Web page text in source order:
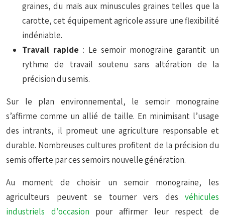
graines, du maïs aux minuscules graines telles que la
carotte, cet équipement agricole assure une flexibilité
indéniable.
Travail rapide : Le semoir monograine garantit un
rythme de travail soutenu sans altération de la
précision du semis.
Sur le plan environnemental, le semoir monograine
s’affirme comme un allié de taille. En minimisant l’usage
des intrants, il promeut une agriculture responsable et
durable. Nombreuses cultures profitent de la précision du
semis offerte par ces semoirs nouvelle génération.
Au moment de choisir un semoir monograine, les
agriculteurs peuvent se tourner vers des véhicules
industriels d’occasion pour affirmer leur respect de